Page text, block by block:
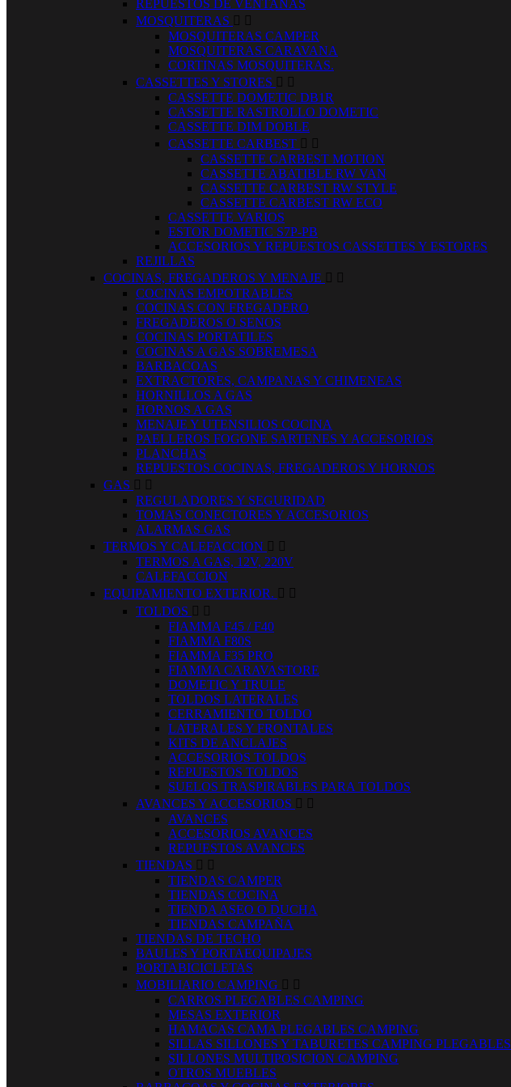
REPUESTOS DE VENTANAS
MOSQUITERAS  
MOSQUITERAS CAMPER
MOSQUITERAS CARAVANA
CORTINAS MOSQUITERAS.
CASSETTES Y STORES  
CASSETTE DOMETIC DB1R
CASSETTE RASTROLLO DOMETIC
CASSETTE DIM DOBLE
CASSETTE CARBEST  
CASSETTE CARBEST MOTION
CASSETTE ABATIBLE RW VAN
CASSETTE CARBEST RW STYLE
CASSETTE CARBEST RW ECO
CASSETTE VARIOS
ESTOR DOMETIC S7P-PB
ACCESORIOS Y REPUESTOS CASSETTES Y ESTORES
REJILLAS
COCINAS, FREGADEROS Y MENAJE  
COCINAS EMPOTRABLES
COCINAS CON FREGADERO
FREGADEROS O SENOS
COCINAS PORTATILES
COCINAS A GAS SOBREMESA
BARBACOAS
EXTRACTORES, CAMPANAS Y CHIMENEAS
HORNILLOS A GAS
HORNOS A GAS
MENAJE Y UTENSILIOS COCINA
PAELLEROS FOGONE SARTENES Y ACCESORIOS
PLANCHAS
REPUESTOS COCINAS, FREGADEROS Y HORNOS
GAS  
REGULADORES Y SEGURIDAD
TOMAS CONECTORES Y ACCESORIOS
ALARMAS GAS
TERMOS Y CALEFACCION  
TERMOS A GAS, 12V, 220V
CALEFACCION
EQUIPAMIENTO EXTERIOR.  
TOLDOS  
FIAMMA F45 / F40
FIAMMA F80S
FIAMMA F35 PRO
FIAMMA CARAVASTORE
DOMETIC Y TRULE
TOLDOS LATERALES
CERRAMIENTO TOLDO
LATERALES Y FRONTALES
KITS DE ANCLAJES
ACCESORIOS TOLDOS
REPUESTOS TOLDOS
SUELOS TRASPIRABLES PARA TOLDOS
AVANCES Y ACCESORIOS  
AVANCES
ACCESORIOS AVANCES
REPUESTOS AVANCES
TIENDAS  
TIENDAS CAMPER
TIENDAS COCINA
TIENDA ASEO O DUCHA
TIENDAS CAMPAÑA
TIENDAS DE TECHO
BAULES Y PORTAEQUIPAJES
PORTABICICLETAS
MOBILIARIO CAMPING  
CARROS PLEGABLES CAMPING
MESAS EXTERIOR
HAMACAS CAMA PLEGABLES CAMPING
SILLAS SILLONES Y TABURETES CAMPING PLEGABLES
SILLONES MULTIPOSICION CAMPING
OTROS MUEBLES